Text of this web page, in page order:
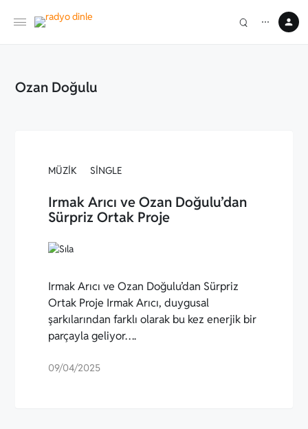
⋯
Ozan Doğulu
MÜZIK SINGLE
Irmak Arıcı ve Ozan Doğulu’dan
Sürpriz Ortak Proje
Irmak Arıcı ve Ozan Doğulu’dan Sürpriz
Ortak Proje Irmak Arıcı, duygusal
şarkılarından farklı olarak bu kez enerjik bir
parçayla geliyor….
09/04/2025